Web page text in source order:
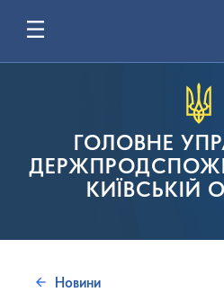
ГОЛОВНЕ
КИЇВСЬКІЙ
Новини